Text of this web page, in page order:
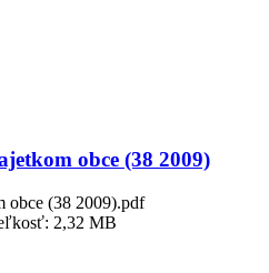
obce (38 2009)
obce (38 2009).pdf
2,32 MB